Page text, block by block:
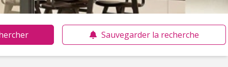
Sauvegarder la recherche